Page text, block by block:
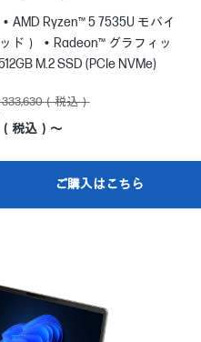
AMD Ryzen™ 5 7535U モバイ
ド）
Radeon™ グラフィッ
M.2 SSD (PCIe NVMe)
（税込）
（税込）～
ご購入はこちら